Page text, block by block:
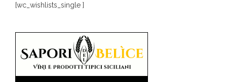
[wc_wishlists_single ]